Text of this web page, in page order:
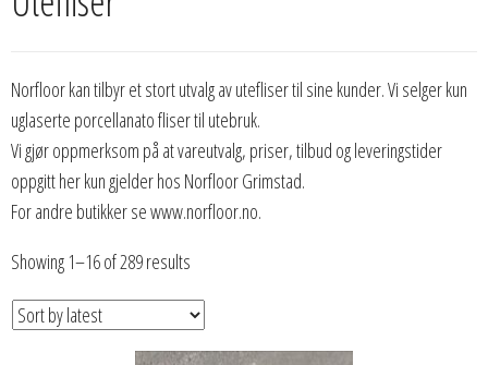
Norfloor kan tilbyr et stort utvalg av utefliser til sine kunder. Vi selger kun
uglaserte porcellanato fliser til utebruk.
Vi gjør oppmerksom på at vareutvalg, priser, tilbud og leveringstider
oppgitt her kun gjelder hos Norfloor Grimstad.
For andre butikker se www.norfloor.no.
Showing 1–16 of 289 results